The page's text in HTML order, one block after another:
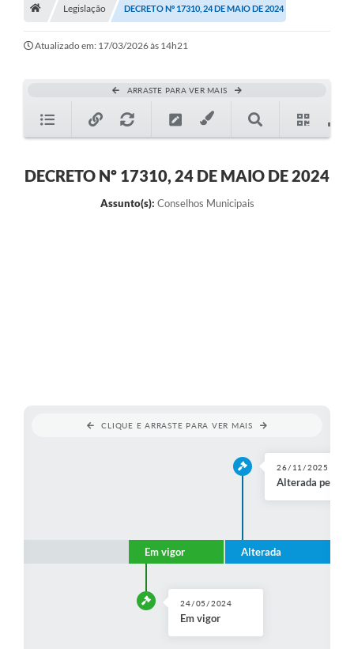
A História
Galeria de Fotos
Legislação DECRETO Nº 17310, 24 DE MAIO DE 2024
Atualizado em: 17/03/2026 às 14h21
ARRASTE PARA VER MAIS
DECRETO Nº 17310, 24 DE MAIO DE 2024
Assunto(s): Conselhos Municipais
CLIQUE E ARRASTE PARA VER MAIS
Em vigor
24/05/2024
Em vigor
Alterada
26/11/2025
Alterada